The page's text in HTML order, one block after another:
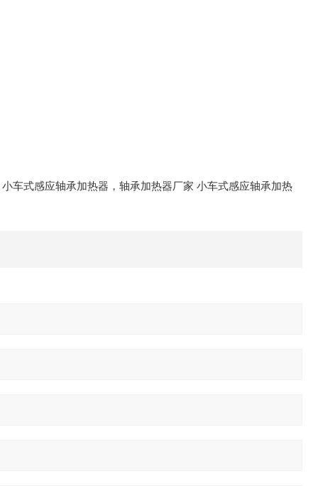
车式感应轴承加热器，轴承加热器厂家 小车式感应轴承加热